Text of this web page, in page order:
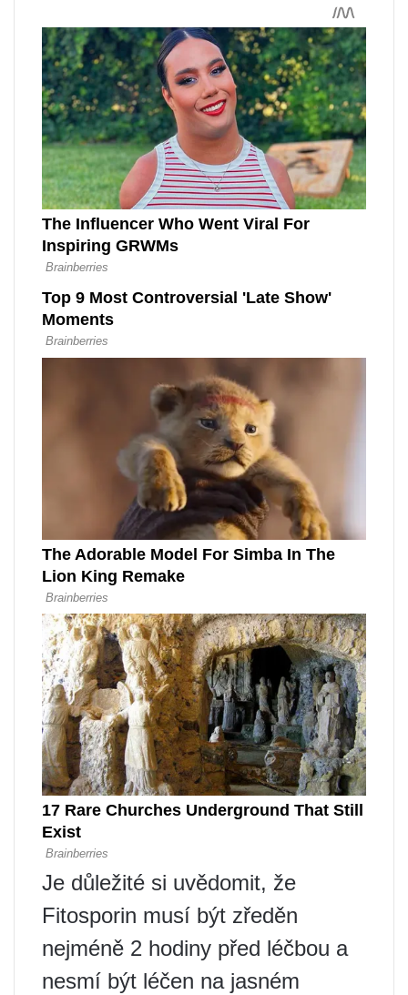
Je důležité si uvědomit, že
Fitosporin musí být zředěn
nejméně 2 hodiny před léčbou a
nesmí být léčen na jasném